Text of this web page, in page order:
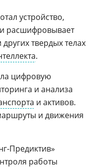
устройство,
расшифровывает
твердых телах
.
цифровую
и анализа
и активов.
и движения
Предиктив»
работы